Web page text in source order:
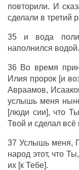
повторили. И
сделали в третий
35 и вода
наполнился водой.
36 Во время
Илия пророк [и
Авраамов,
услышь меня
[люди сии], что
Твой и сделал всё
37 Услышь меня,
народ этот, что
их [к Тебе].